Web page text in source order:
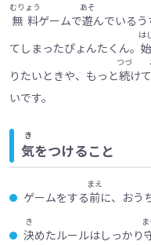
無料
むりょう
ゲームで遊
あそ
んでいる
てしまったぴょんたくん。 始
は
りたいときや、もっと続
つづ
けて
いです。
気
き
をつけること
ゲームをする前
まえ
に、おう
決
き
めたルールはしっかり